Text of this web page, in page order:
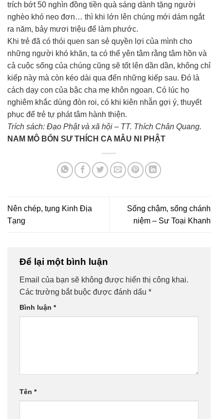
trích bớt 50 nghìn đồng tiền quà sáng dành tặng người
nghèo khó neo đơn… thì khi lớn lên chúng mới dám ngắt
ra năm, bảy mươi triệu để làm phước.
Khi trẻ đã có thói quen san sẻ quyền lợi của mình cho
những người khó khăn, ta có thể yên tâm rằng tâm hồn và
cả cuộc sống của chúng cũng sẽ tốt lên dần dần, không chỉ
kiếp này mà còn kéo dài qua đến những kiếp sau. Đó là
cách dạy con của bậc cha mẹ khôn ngoan. Có lúc họ
nghiêm khắc dùng đòn roi, có khi kiên nhẫn gợi ý, thuyết
phục để trẻ tự phát tâm hành thiện.
Trích sách: Đạo Phật và xã hội – TT. Thích Chân Quang.
NAM MÔ BỔN SƯ THÍCH CA MÂU NI PHẬT
Nên chép, tụng Kinh Địa
Tạng
Sống chậm, sống chánh
niệm – Sư Toại Khanh
Để lại một bình luận
Email của bạn sẽ không được hiển thị công khai.
Các trường bắt buộc được đánh dấu *
Bình luận *
Tên *